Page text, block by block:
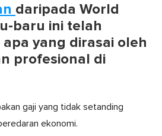
daripada World
baru ini telah
yang dirasai oleh
profesional di
gaji yang tidak setanding
ekonomi.